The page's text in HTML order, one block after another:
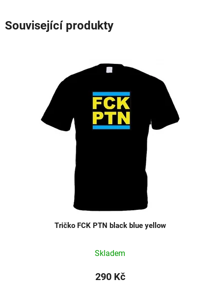
Související produkty
Tričko FCK PTN black blue yellow
Skladem
290 Kč